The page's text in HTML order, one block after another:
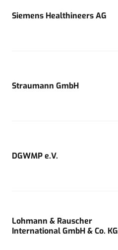
Siemens Healthineers AG
Straumann GmbH
DGWMP e.V.
Lohmann & Rauscher
International GmbH & Co. KG